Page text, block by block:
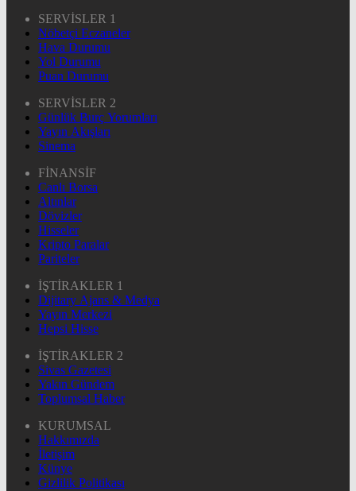
SERVİSLER 1
Nöbetçi Eczaneler
Hava Durumu
Yol Durumu
Puan Durumu
SERVİSLER 2
Günlük Burç Yorumları
Yayın Akışları
Sinema
FİNANSİF
Canlı Borsa
Altınlar
Dövizler
Hisseler
Kripto Paralar
Pariteler
İŞTİRAKLER 1
Dijitary Ajans & Medya
Yayın Merkezi
Hepsi Hisse
İŞTİRAKLER 2
Sivas Gazetesi
Yakın Gündem
Toplumsal Haber
KURUMSAL
Hakkımızda
İletişim
Künye
Gizlilik Politikası